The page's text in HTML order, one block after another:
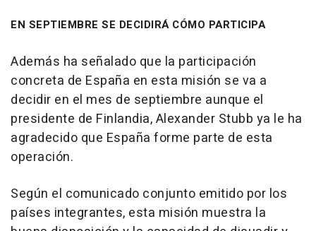
EN SEPTIEMBRE SE DECIDIRÁ CÓMO PARTICIPA
Además ha señalado que la participación
concreta de España en esta misión se va a
decidir en el mes de septiembre aunque el
presidente de Finlandia, Alexander Stubb ya le ha
agradecido que España forme parte de esta
operación.
Según el comunicado conjunto emitido por los
países integrantes, esta misión muestra la